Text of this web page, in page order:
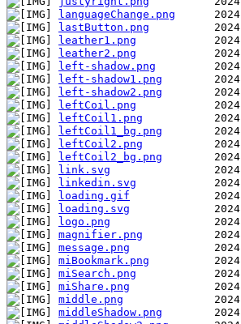
languageChange.png
lastButton.png
leather1.png
leather2.png
left-shadow.png
left-shadow1.png
left-shadow2.png
leftCoil.png
leftCoil1.png
leftCoil1_bg.png
leftCoil2.png
leftCoil2_bg.png
link.svg
linkedin.svg
loading.gif
loading.svg
logo.png
magnifier.png
message.png
miBookmark.png
miSearch.png
miShare.png
middle.png
middleShadow.png